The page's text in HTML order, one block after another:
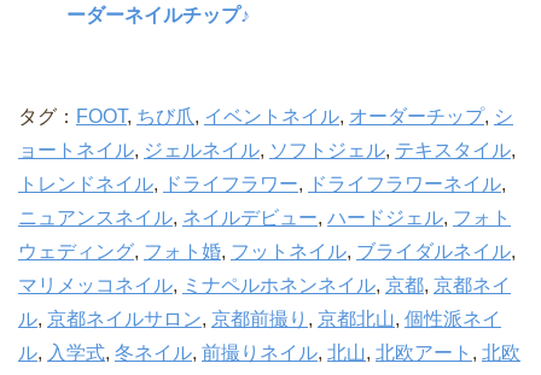
ーダーネイルチップ♪
タグ： FOOT, ちび爪, イベントネイル, オーダーチップ, シ
ョートネイル, ジェルネイル, ソフトジェル, テキスタイル,
トレンドネイル, ドライフラワー, ドライフラワーネイル,
ニュアンスネイル, ネイルデビュー, ハードジェル, フォト
ウェディング, フォト婚, フットネイル, ブライダルネイル,
マリメッコネイル, ミナペルホネンネイル, 京都, 京都ネイ
ル, 京都ネイルサロン, 京都前撮り , 京都北山, 個性派ネイ
ル, 入学式, 冬ネイル, 前撮りネイル, 北山, 北欧アート , 北欧